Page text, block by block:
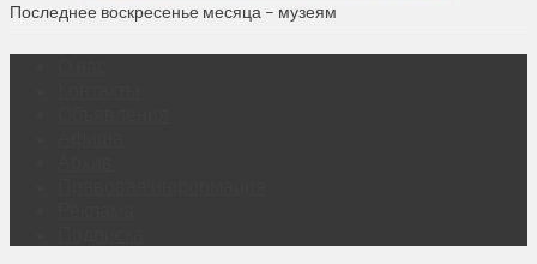
Последнее воскресенье месяца – музеям